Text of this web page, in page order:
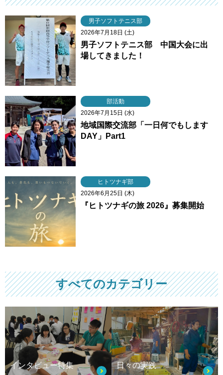
男子ソフトテニス部
2026年7月18日 (土)
男子ソフトテニス部 中国大会に出
場してきました！
部活動
2026年7月15日 (水)
地域国際交流部「一日何でもします
DAY」Part1
ヒトツナギ部
2026年6月25日 (木)
『ヒトツナギの旅 2026』募集開始
すべてのカテゴリー
インタビュー特集 日々の実践